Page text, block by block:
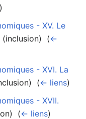
)
- XV. Le
(inclusion) ‎ (←
- XVI. La
(← liens)
- XVII.
(← liens)